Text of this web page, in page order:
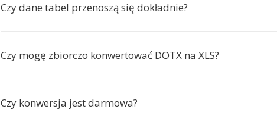
Czy dane tabel przenoszą się dokładnie?
Czy mogę zbiorczo konwertować DOTX na XLS?
Czy konwersja jest darmowa?